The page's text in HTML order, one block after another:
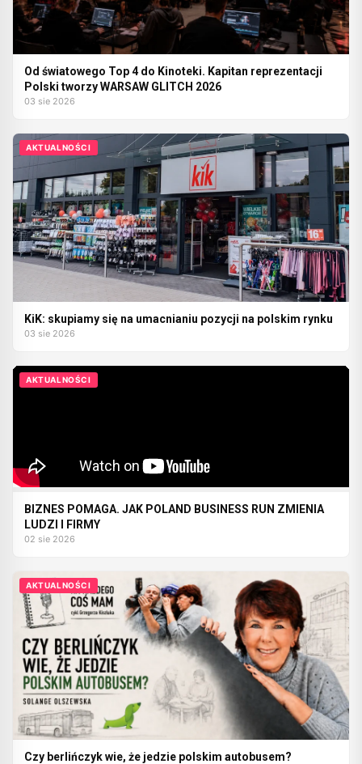
Od światowego Top 4 do Kinoteki. Kapitan reprezentacji
Polski tworzy WARSAW GLITCH 2026
03 sie 2026
AKTUALNOŚCI
KiK: skupiamy się na umacnianiu pozycji na polskim rynku
03 sie 2026
AKTUALNOŚCI
BIZNES POMAGA. JAK POLAND BUSINESS RUN ZMIENIA
LUDZI I FIRMY
02 sie 2026
AKTUALNOŚCI
Czy berlińczyk wie, że jedzie polskim autobusem?